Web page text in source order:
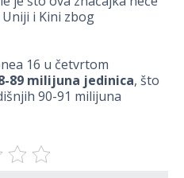
i Kini zbog
16 u četvrtom
89 milijuna jedinica, što
90-91 milijuna